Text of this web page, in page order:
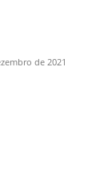
de 2021